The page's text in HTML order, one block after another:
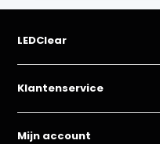
LEDClear
Klantenservice
Mijn account